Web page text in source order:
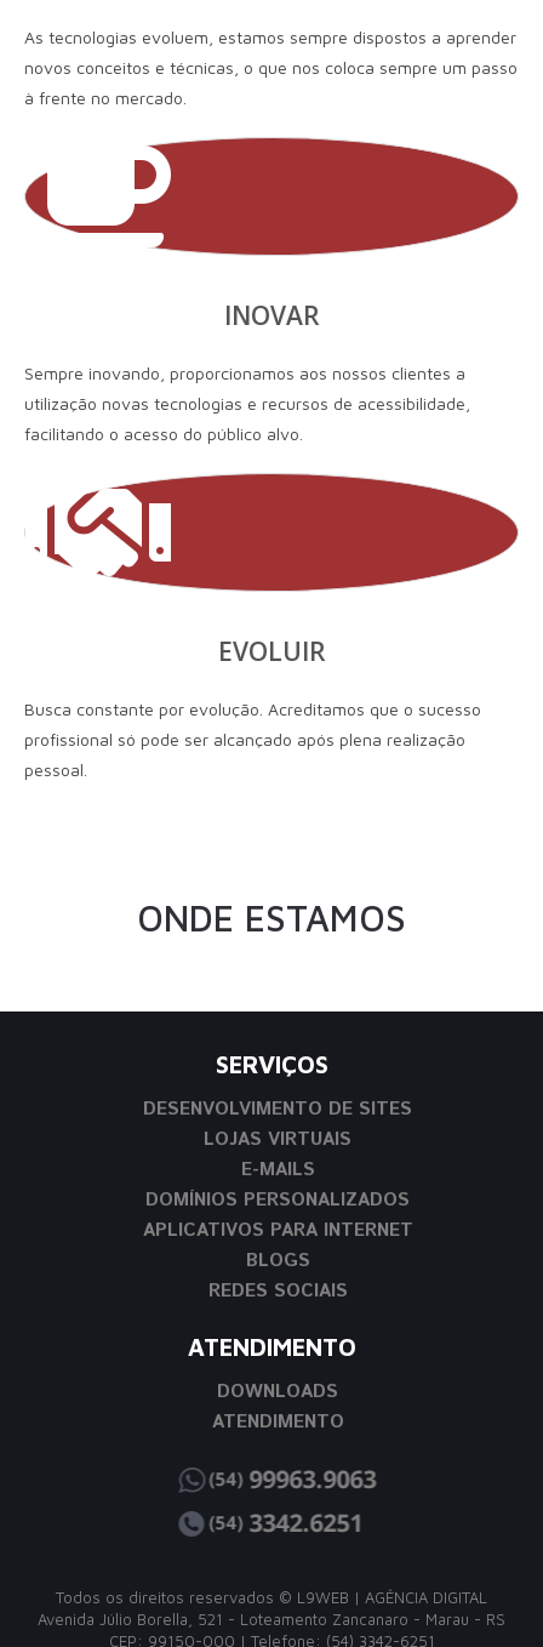
As tecnologias evoluem, estamos sempre dispostos a aprender
novos conceitos e técnicas, o que nos coloca sempre um passo
à frente no mercado.
INOVAR
Sempre inovando, proporcionamos aos nossos clientes a
utilização novas tecnologias e recursos de acessibilidade,
facilitando o acesso do público alvo.
EVOLUIR
Busca constante por evolução. Acreditamos que o sucesso
profissional só pode ser alcançado após plena realização
pessoal.
ONDE ESTAMOS
SERVIÇOS
DESENVOLVIMENTO DE SITES
LOJAS VIRTUAIS
E-MAILS
DOMÍNIOS PERSONALIZADOS
APLICATIVOS PARA INTERNET
BLOGS
REDES SOCIAIS
ATENDIMENTO
DOWNLOADS
ATENDIMENTO
Todos os direitos reservados © L9WEB | AGÊNCIA DIGITAL
Avenida Júlio Borella, 521 - Loteamento Zancanaro - Marau - RS
CEP: 99150-000 | Telefone: (54) 3342-6251